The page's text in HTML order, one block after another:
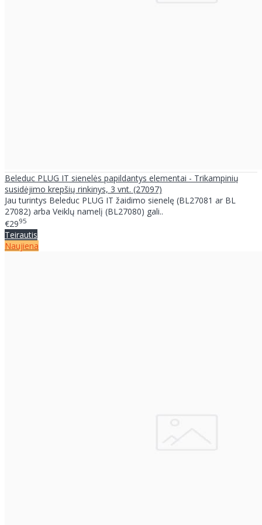
Beleduc PLUG IT sienelės papildantys elementai - Trikampinių
susidėjimo krepšių rinkinys, 3 vnt. (27097)
Jau turintys Beleduc PLUG IT žaidimo sienelę (BL27081 ar BL
27082) arba Veiklų namelį (BL27080) gali..
€2995
Teirautis
Naujiena